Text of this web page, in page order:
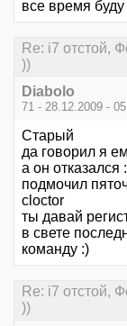
все время
Re: i7 отстой,
))
Diabolo
71 - 28.12.2009 -
Старый
да говорил я
а он отказался
подмочил
cloctor
ты давай
в свете
команду :)
Re: i7 отстой,
))